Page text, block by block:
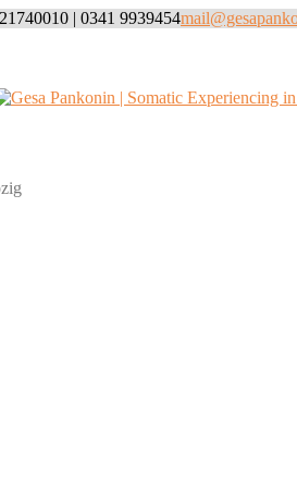
| 0341 9939454